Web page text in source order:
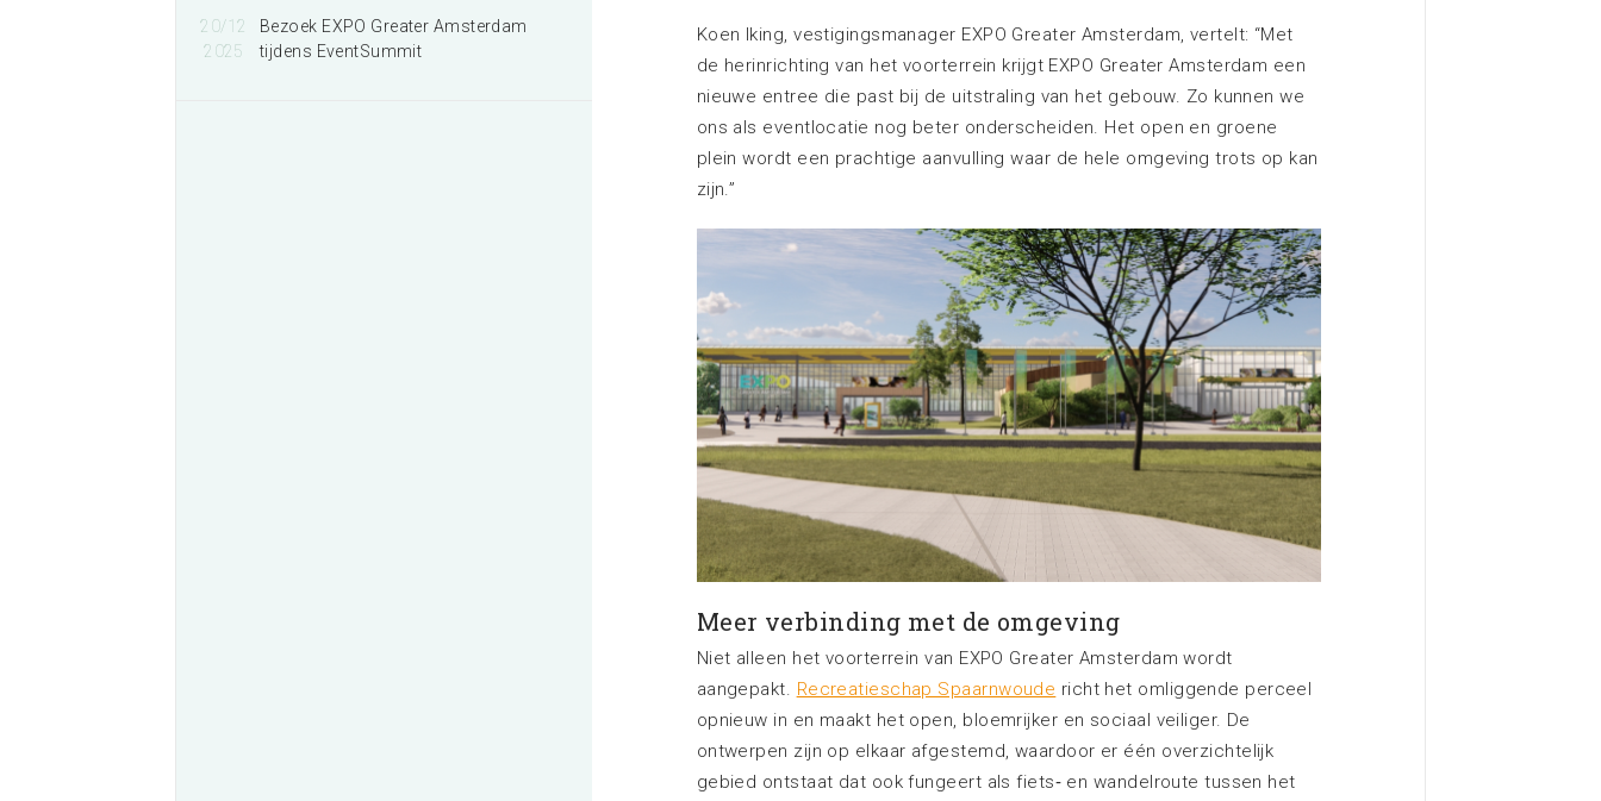
Koen Iking, vestigingsmanager EXPO Greater Amsterdam, vertelt: “Met
de herinrichting van het voorterrein krijgt EXPO Greater Amsterdam een
nieuwe entree die past bij de uitstraling van het gebouw. Zo kunnen we
ons als eventlocatie nog beter onderscheiden. Het open en groene
plein wordt een prachtige aanvulling waar de hele omgeving trots op kan
zijn.”
Meer verbinding met de omgeving
Niet alleen het voorterrein van EXPO Greater Amsterdam wordt
aangepakt. Recreatieschap Spaarnwoude richt het omliggende perceel
opnieuw in en maakt het open, bloemrijker en sociaal veiliger. De
ontwerpen zijn op elkaar afgestemd, waardoor er één overzichtelijk
gebied ontstaat dat ook fungeert als fiets‑ en wandelroute tussen het
20/12
2025
Bezoek EXPO Greater Amsterdam
tijdens EventSummit